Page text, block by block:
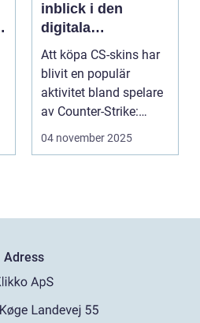
inblick i den
digitala
handelsvärlden
Att köpa CS-skins har
blivit en populär
aktivitet bland spelare
av Counter-Strike:
Global ...
04 november 2025
Adress